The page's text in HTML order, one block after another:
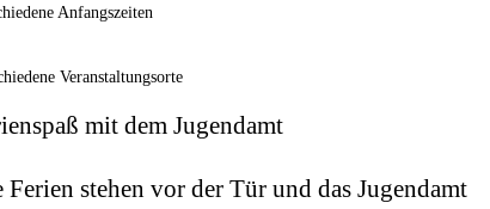
Anfangszeiten
Veranstaltungsorte
mit dem Jugendamt
Ferien stehen vor der Tür und das Jugendamt